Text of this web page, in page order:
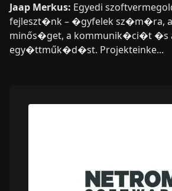
Jaap Merkus: Egyedi
fejleszt�nk – �gyfelek sz�m�ra,
minős�get, a kommunik�ci�t �s
egy�ttműk�d�st. Projekteinke...